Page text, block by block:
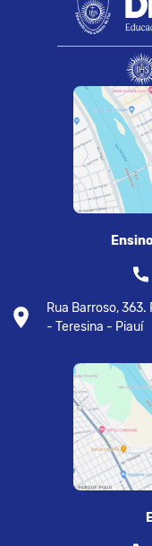
Rua Barroso,
- Teresina - Piauí